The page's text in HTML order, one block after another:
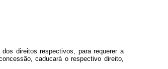
direitos respectivos, para requerer a
caducará o respectivo direito,